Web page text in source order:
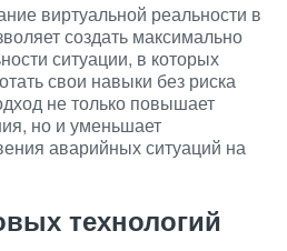
виртуальной реальности в
создать максимально
ситуации, в которых
свои навыки без риска
не только повышает
но и уменьшает
аварийных ситуаций на
технологий